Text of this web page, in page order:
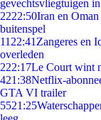
gevechtsvliegtuigen in
2222:50Iran en
buitenspel
11 22:41 Zangeres en
overleden
222:17Le Court wint
421:38Netflix-
GTA VI trailer
5521:25